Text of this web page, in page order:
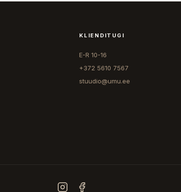
KLIENDITUGI
E-R 10-16
+372 5610 7567
stuudio@umu.ee